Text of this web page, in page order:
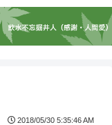
2018/05/30 5:35:46 AM